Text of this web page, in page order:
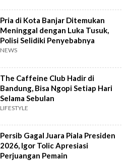
Pria di Kota Banjar Ditemukan
Meninggal dengan Luka Tusuk,
Polisi Selidiki Penyebabnya
NEWS
The Caffeine Club Hadir di
Bandung, Bisa Ngopi Setiap Hari
Selama Sebulan
LIFESTYLE
Persib Gagal Juara Piala Presiden
2026, Igor Tolic Apresiasi
Perjuangan Pemain